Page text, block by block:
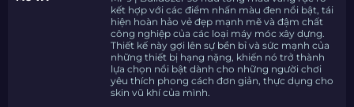
kết hợp với các điểm nhấn màu đen nổi bật, tái
hiện hoàn hảo vẻ đẹp mạnh mẽ và đậm chất
công nghiệp của các loại máy móc xây dựng.
Thiết kế này gợi lên sự bền bỉ và sức mạnh của
những thiết bị hạng nặng, khiến nó trở thành
lựa chọn nổi bật dành cho những người chơi
yêu thích phong cách đơn giản, thực dụng cho
skin vũ khí của mình.